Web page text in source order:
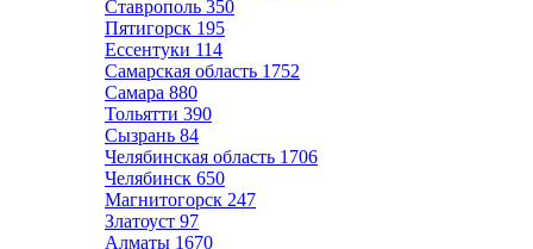
Ставрополь 350
Пятигорск 195
Ессентуки 114
Самарская область 1752
Самара 880
Тольятти 390
Сызрань 84
Челябинская область 1706
Челябинск 650
Магнитогорск 247
Златоуст 97
Алматы 1670